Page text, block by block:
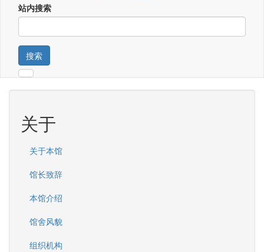
站内搜索
搜索
关于
关于本馆
馆长致辞
本馆介绍
馆舍风貌
组织机构